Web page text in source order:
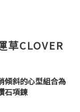
草CLOVER
傾斜的心型組合為
石項鍊